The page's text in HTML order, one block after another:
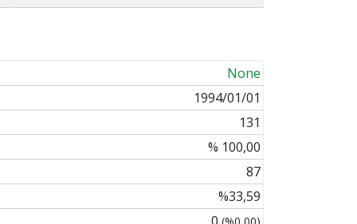
None
1994/01/01
131
% 100,00
87
%33,59